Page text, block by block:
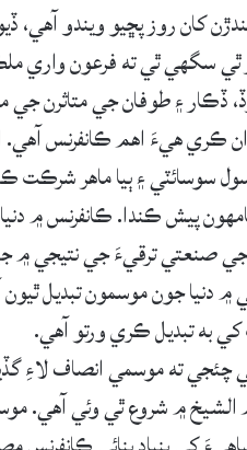
روز پڇيو ويندو آهي،
ٿي سگهي ٿي ته فرعون واري
ڏڪار ۽ طوفان جي متاثرن جي
هيءَ اهم ڪانفرنس آهي.
90 ملڪن جا اڳواڻ ۽ دنيا جي ملڪن جا 900 سول
سامهون پيش ڪندا. ڪانفرنس ۾
تي ٻڌايو ويندو ته 2 سئو سالن جي صنعتي
دنيا جون موسمون تبديل ٿيون
به تبديل ڪري ورتو آهي.
۾ شروع ٿي وئي آهي.